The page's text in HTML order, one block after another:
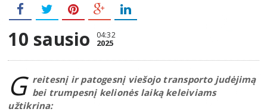
10 sausio 04:32
2025
G reitesnį ir patogesnį viešojo transporto judėjimą
bei trumpesnį kelionės laiką keleiviams
užtikrina: